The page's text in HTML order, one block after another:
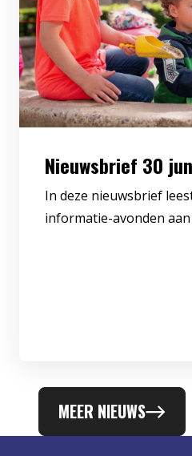
Nieuwsbrief 30
In deze nieuwsbrief
informatie-avonden
MEER NIEUWS